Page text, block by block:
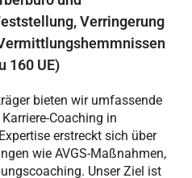
Verringerung
160 UE)
bieten wir umfassende
Coaching in
erstreckt sich über
wie AVGS-Maßnahmen,
Unser Ziel ist